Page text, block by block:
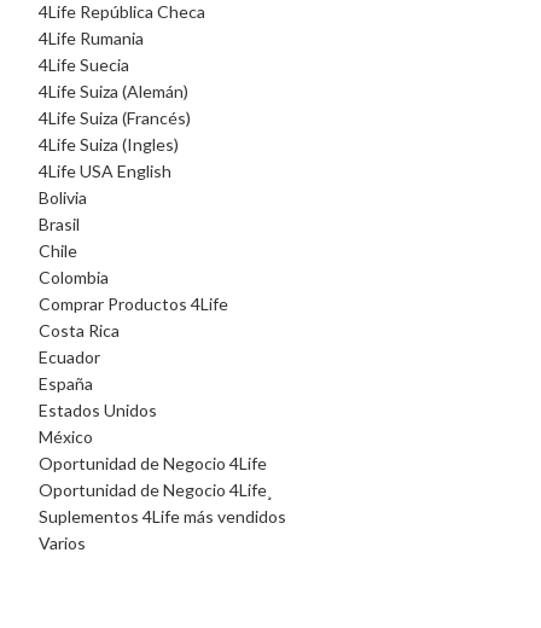
4Life República Checa
4Life Rumania
4Life Suecia
4Life Suiza (Alemán)
4Life Suiza (Francés)
4Life Suiza (Ingles)
4Life USA English
Bolivia
Brasil
Chile
Colombia
Comprar Productos 4Life
Costa Rica
Ecuador
España
Estados Unidos
México
Oportunidad de Negocio 4Life
Oportunidad de Negocio 4Life¸
Suplementos 4Life más vendidos
Varios